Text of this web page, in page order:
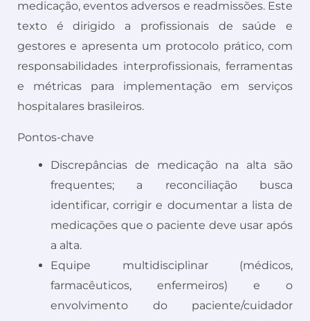
medicação, eventos adversos e readmissões. Este
texto é dirigido a profissionais de saúde e
gestores e apresenta um protocolo prático, com
responsabilidades interprofissionais, ferramentas
e métricas para implementação em serviços
hospitalares brasileiros.
Pontos-chave
Discrepâncias de medicação na alta são
frequentes; a reconciliação busca
identificar, corrigir e documentar a lista de
medicações que o paciente deve usar após
a alta.
Equipe multidisciplinar (médicos,
farmacêuticos, enfermeiros) e o
envolvimento do paciente/cuidador